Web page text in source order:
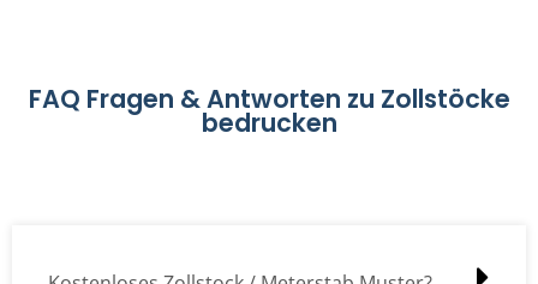
FAQ Fragen & Antworten zu Zollstöcke
bedrucken